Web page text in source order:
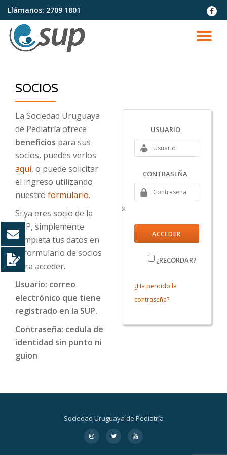
Saltar
contenido
Llámanos: 2709 1801
fa-
SOCIOS
La Sociedad Uruguaya
de Pediatría ofrece
beneficios para sus
socios, puedes verlos
aquí, o puede solicitar
el ingreso utilizando
nuestro formulario.
Si ya eres socio de la
SUP, simplemente
completa tus datos en
el formulario de socios
para acceder.
Usuario: correo
electrónico que tiene
registrado en la SUP.
Contraseña: cedula de
identidad sin punto ni
guion
USUARIO
CONTRASEÑA
¿RECORDAR?
¿Ha perdido la
contraseña?
Sociedad Uruguaya de Pediatría
fa-
instagram
fa-
twitter
fa-
youtube